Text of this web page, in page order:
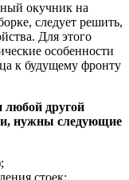
окучник на
следует решить,
Для этого
особенности
к будущему фронту
любой другой
нужны следующие
стоек;